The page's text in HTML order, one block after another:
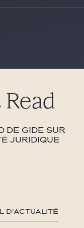
de Gide sur
juridique
d'actualité